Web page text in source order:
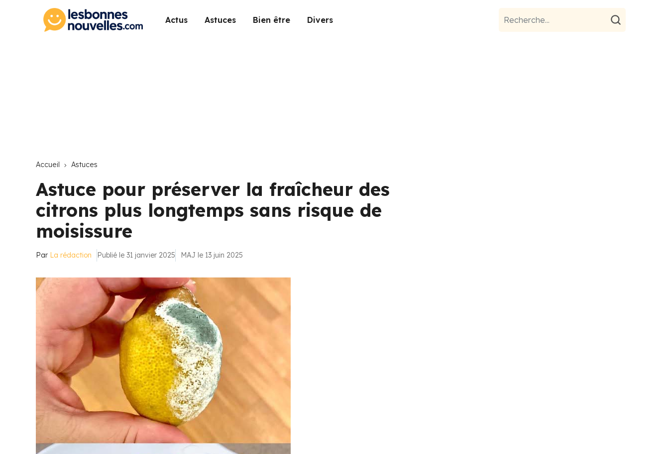
Actus Astuces Bien être Divers
Accueil Astuces
Astuce pour préserver la fraîcheur des
citrons plus longtemps sans risque de
moisissure
Par La rédaction Publié le 31 janvier 2025 MAJ le 13 juin 2025